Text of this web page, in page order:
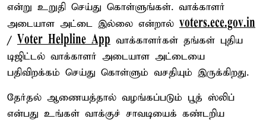
என்று உறுதி செய்து கொள்ளுங்கள். வாக்காளர்
அடையாள அட்டை இல்லை என்றால் voters.ece.gov.in
/ Voter Helpline App வாக்காளர்கள் தங்கள் புதிய
டிஜிட்டல் வாக்காளர் அடையாள அட்டையை
பதிவிறக்கம் செய்து கொள்ளும் வசதியும் இருக்கிறது.
தேர்தல் ஆணையத்தால் வழங்கப்படும் பூத் ஸ்லிப்
என்பது உங்கள் வாக்குச் சாவடியைக் கண்டறிய